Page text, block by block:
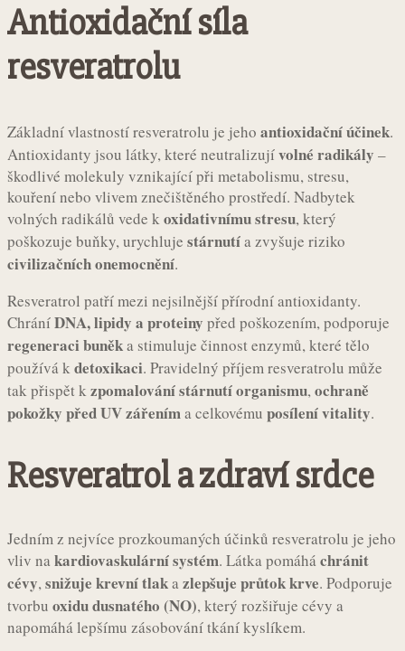
Antioxidační síla
resveratrolu
Základní vlastností resveratrolu je jeho antioxidační účinek.
Antioxidanty jsou látky, které neutralizujívolné radikály –
škodlivé molekuly vznikající při metabolismu, stresu,
kouření nebo vlivem znečištěného prostředí. Nadbytek
volných radikálů vede k oxidativnímu stresu, který
poškozuje buňky, urychluje stárnutía zvyšuje riziko
civilizačních onemocnění.
Resveratrol patří mezi nejsilnější přírodní antioxidanty.
ChráníDNA, lipidy a proteiny před poškozením, podporuje
regeneraci buněka stimuluje činnost enzymů, které tělo
používá k detoxikaci. Pravidelný příjem resveratrolu může
tak přispět k zpomalování stárnutí organismu, ochraně
pokožky před UV zářeníma celkovému posílení vitality.
Resveratrol a zdraví srdce
Jedním z nejvíce prozkoumaných účinků resveratrolu je jeho
vliv nakardiovaskulární systém. Látka pomáháchránit
cévy,snižuje krevní tlakazlepšuje průtok krve. Podporuje
tvorbu oxidu dusnatého (NO), který rozšiřuje cévy a
napomáhá lepšímu zásobování tkání kyslíkem.